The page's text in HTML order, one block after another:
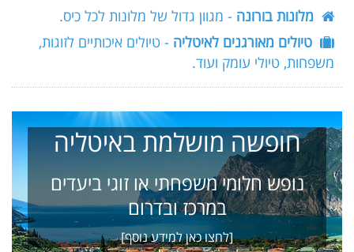
מלונות בורונה - מגוון גדול של מלונות לכל כיס.
טיולים מאורגנים לאיטליה - טיולים איכותיים לזוגות,
משפחות, טיולי עומק ועוד.
חופשה מושלמת באיטליה
נופש חלומי משפחתי או זוגי ביעדים
במרכז ובדרום
[לחצו כאן למידע נוסף]